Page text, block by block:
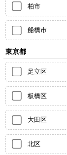
柏市
船橋市
東京都
足立区
板橋区
大田区
北区